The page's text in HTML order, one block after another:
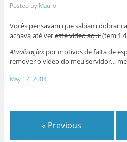
Posted by Mauro
Vocês pensavam que sabiam dobrar
achava até vereste vídeo aqui(tem
Atualização: por motivos de falta de
remover o vídeo do meu servidor…
May 17, 2004
« Previous